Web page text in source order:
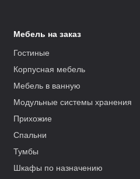
Мебель на заказ
Гостиные
Корпусная мебель
Мебель в ванную
Модульные системы хранения
Прихожие
Спальни
Тумбы
Шкафы по назначению